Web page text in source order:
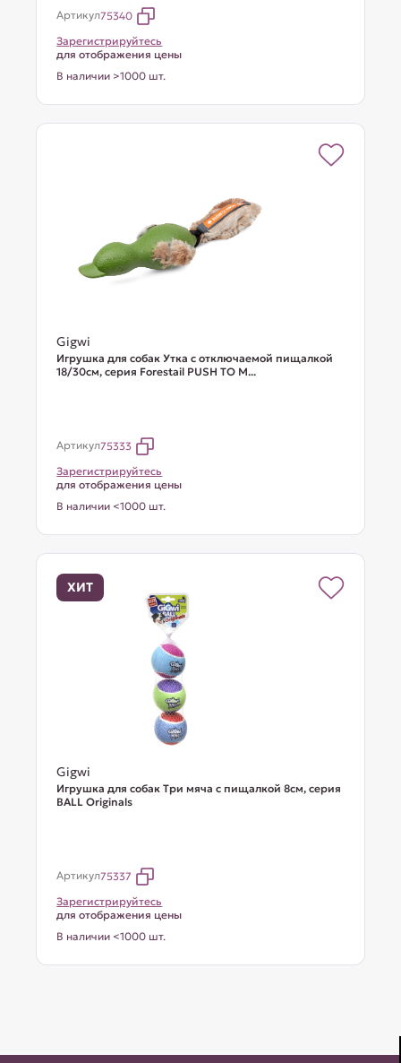
Артикул75340
Зарегистрируйтесь
для отображения цены
В наличии >1000 шт.
Gigwi
Игрушка для собак Утка с отключаемой пищалкой
18/30см, серия Forestail PUSH TO M...
Артикул75333
Зарегистрируйтесь
для отображения цены
В наличии <1000 шт.
ХИТ
Gigwi
Игрушка для собак Три мяча с пищалкой 8см, серия
BALL Originals
Артикул75337
Зарегистрируйтесь
для отображения цены
В наличии <1000 шт.